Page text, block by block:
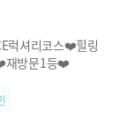
럭셔리코스❤️힐링
재방문1등❤️